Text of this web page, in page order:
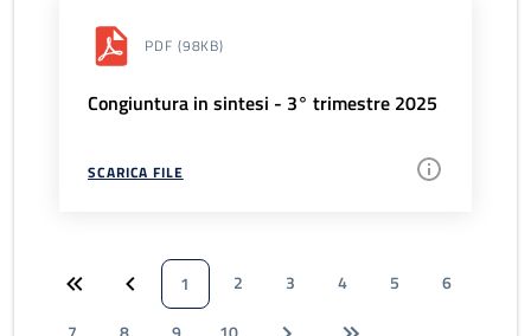
PDF (98KB)
Congiuntura in sintesi - 3° trimestre 2025
SCARICA FILE
1 2 3 4 5
6